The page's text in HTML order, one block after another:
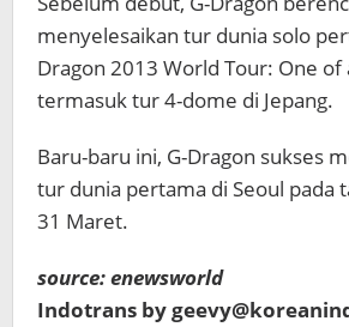
menyelesaikan tur dunia solo
Dragon 2013 World Tour: One of
termasuk tur 4-dome di Jepang.
Baru-baru ini, G-Dragon sukses
tur dunia pertama di Seoul pada
31 Maret.
source: enewsworld
Indotrans by